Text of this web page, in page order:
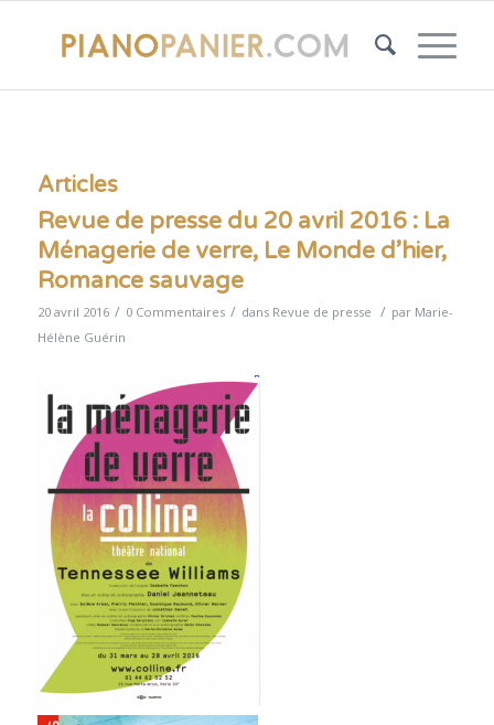
Articles
Revue de presse du 20 avril 2016 : La
Ménagerie de verre, Le Monde d’hier,
Romance sauvage
20 avril 2016 / 0 Commentaires / dans Revue de presse / par Marie-
Hélène Guérin